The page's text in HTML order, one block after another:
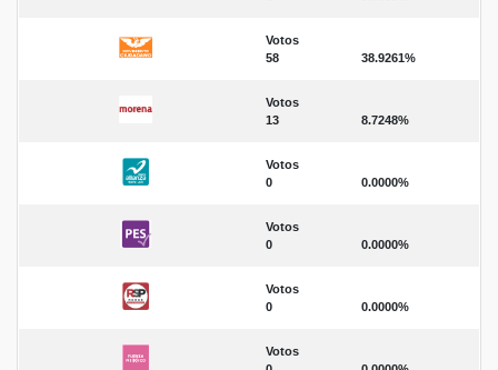
Votos
58
38.9261%
Votos
13
8.7248%
Votos
0
0.0000%
Votos
0
0.0000%
Votos
0
0.0000%
Votos